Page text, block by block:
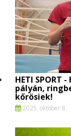
HETI
pályán,
kőrösiek!
2025. oktober 8.